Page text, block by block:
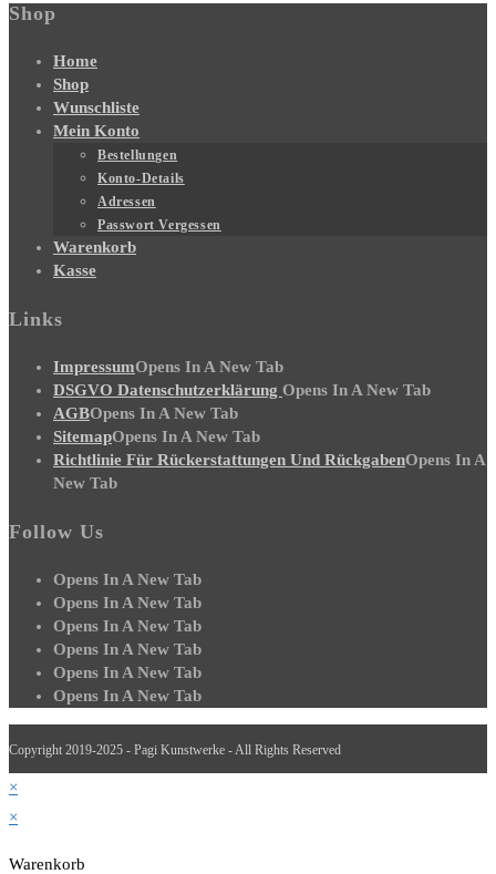
Shop
Home
Shop
Wunschliste
Mein Konto
Bestellungen
Konto-Details
Adressen
Passwort Vergessen
Warenkorb
Kasse
Links
ImpressumOpens In A New Tab
DSGVO Datenschutzerklärung Opens In A New Tab
AGBOpens In A New Tab
SitemapOpens In A New Tab
Richtlinie Für Rückerstattungen Und RückgabenOpens In A
New Tab
Follow Us
Opens In A New Tab
Opens In A New Tab
Opens In A New Tab
Opens In A New Tab
Opens In A New Tab
Opens In A New Tab
Copyright 2019-2025 - Pagi Kunstwerke - All Rights Reserved
×
×
Warenkorb